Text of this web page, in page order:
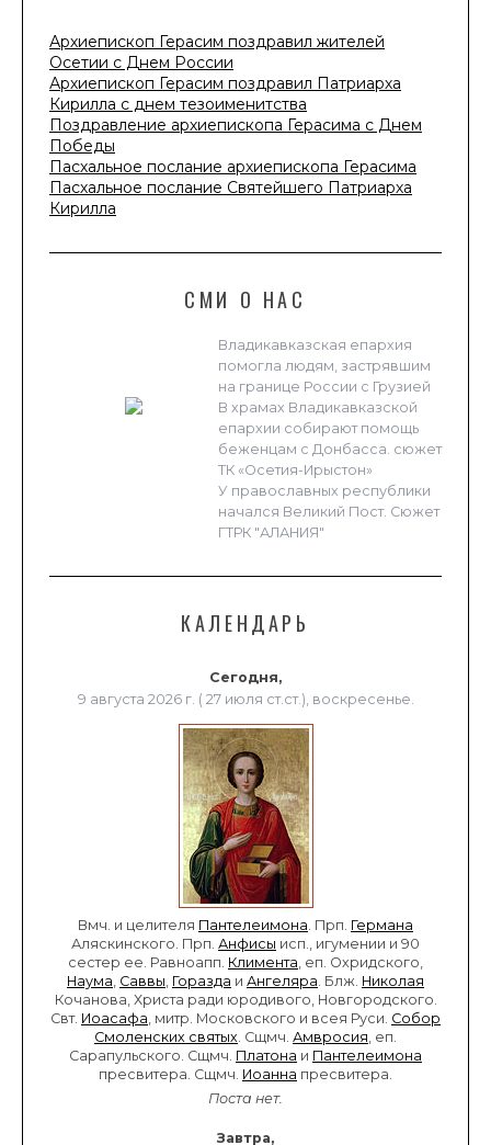
Архиепископ Герасим поздравил жителей
Осетии с Днем России
Архиепископ Герасим поздравил Патриарха
Кирилла с днем тезоименитства
Поздравление архиепископа Герасима с Днем
Победы
Пасхальное послание архиепископа Герасима
Пасхальное послание Святейшего Патриарха
Кирилла
СМИ О НАС
Владикавказская епархия
помогла людям, застрявшим
на границе России с Грузией
В храмах Владикавказской
епархии собирают помощь
беженцам с Донбасса. сюжет
ТК «Осетия-Ирыстон»
У православных республики
начался Великий Пост. Сюжет
ГТРК "АЛАНИЯ"
КАЛЕНДАРЬ
Сегодня,
9 августа 2026 г. ( 27 июля ст.ст.), воскресенье.
Вмч. и целителя Пантелеимона. Прп. Германа
Аляскинского. Прп. Анфисы исп., игумении и 90
сестер ее. Равноапп. Климента, еп. Охридского,
Наума, Саввы, Горазда и Ангеляра. Блж. Николая
Кочанова, Христа ради юродивого, Новгородского.
Свт. Иоасафа, митр. Московского и всея Руси. Собор
Смоленских святых. Сщмч. Амвросия, еп.
Сарапульского. Сщмч. Платона и Пантелеимона
пресвитера. Сщмч. Иоанна пресвитера.
Поста нет.
Завтра,